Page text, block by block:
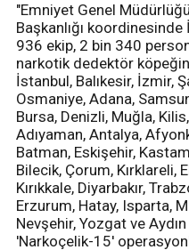
"Emniyet Genel
Başkanlığı
936 ekip, 2 bin 340
narkotik dedektör
İstanbul, Balıkesir, İzmir,
Osmaniye, Adana,
Bursa, Denizli, Muğla,
Adıyaman, Antalya,
Batman, Eskişehir,
Bilecik, Çorum, Kırklareli,
Kırıkkale, Diyarbakır,
Erzurum, Hatay, Isparta,
Nevşehir, Yozgat ve
'Narkoçelik-15'